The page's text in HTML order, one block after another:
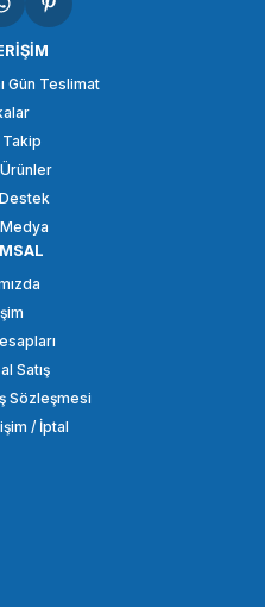
Gün Teslimat
Satış
Sözleşmesi
/ İptal